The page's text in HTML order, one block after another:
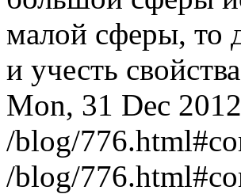
малой сферы, то
и учесть
Mon, 31 Dec
/blog/
/blog/